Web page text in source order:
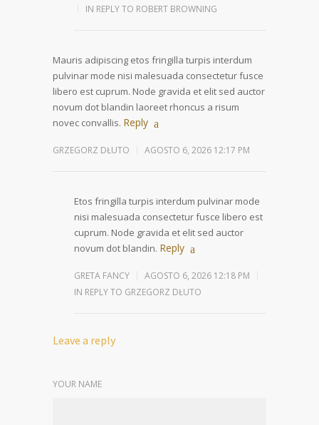
IN REPLY TO ROBERT BROWNING
Mauris adipiscing etos fringilla turpis interdum
pulvinar mode nisi malesuada consectetur fusce
libero est cuprum. Node gravida et elit sed auctor
novum dot blandin laoreet rhoncus a risum
novec convallis. Reply
GRZEGORZ DŁUTO AGOSTO 6, 2026 12:17 PM
Etos fringilla turpis interdum pulvinar mode
nisi malesuada consectetur fusce libero est
cuprum. Node gravida et elit sed auctor
novum dot blandin. Reply
GRETA FANCY
AGOSTO 6, 2026 12:18 PM
IN REPLY TO GRZEGORZ DŁUTO
Leave a reply
YOUR NAME